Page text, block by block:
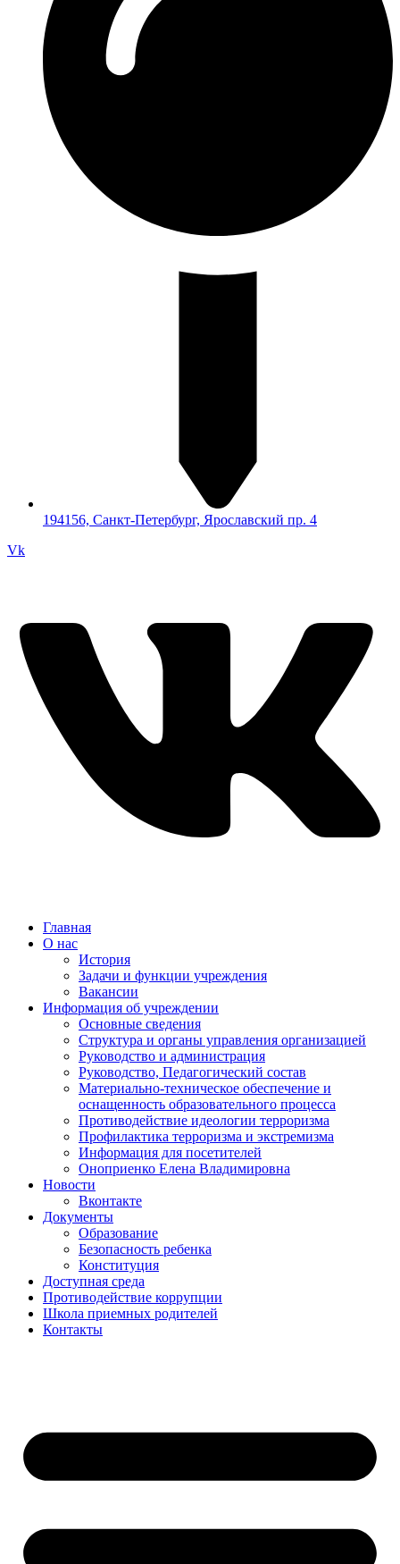
194156, Санкт-Петербург, Ярославский пр. 4
Vk
Главная
О нас
История
Задачи и функции учреждения
Вакансии
Информация об учреждении
Основные сведения
Структура и органы управления организацией
Руководство и администрация
Руководство, Педагогический состав
Материально-техническое обеспечение и
оснащенность образовательного процесса
Противодействие идеологии терроризма
Профилактика терроризма и экстремизма
Информация для посетителей
Оноприенко Елена Владимировна
Новости
Вконтакте
Документы
Образование
Безопасность ребенка
Конституция
Доступная среда
Противодействие коррупции
Школа приемных родителей
Контакты